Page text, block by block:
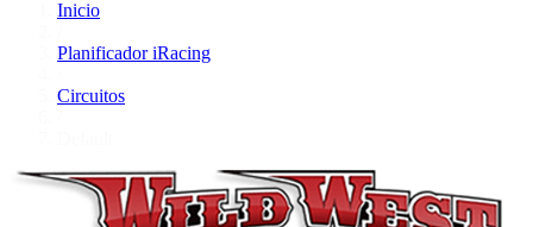
Inicio
Planificador iRacing
Circuitos